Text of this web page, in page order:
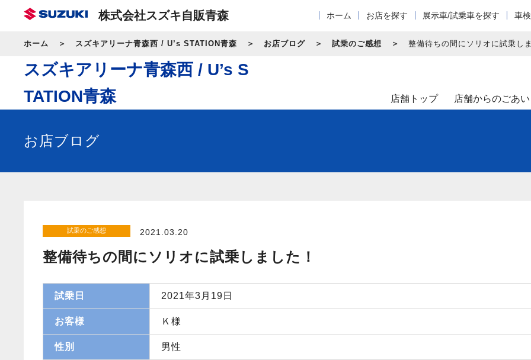
株式会社スズキ自販青森 ホーム お店を探す 展示車/試乗車を探す 車
ホーム スズキアリーナ青森西 / U’s STATION青森 お店ブログ 試乗のご感想 整備待ちの間にソリオに試乗し
スズキアリーナ青森西 / U’s S
TATION青森
店舗トップ 店舗からのごあ
お店ブログ
試乗のご感想 2021.03.20
整備待ちの間にソリオに試乗しました！
試乗日 2021年3月19日
お客様 Ｋ様
性別 男性